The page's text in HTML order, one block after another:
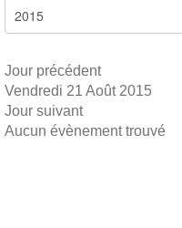
Jour précédent
Vendredi 21 Août 2015
Jour suivant
Aucun évènement trouvé